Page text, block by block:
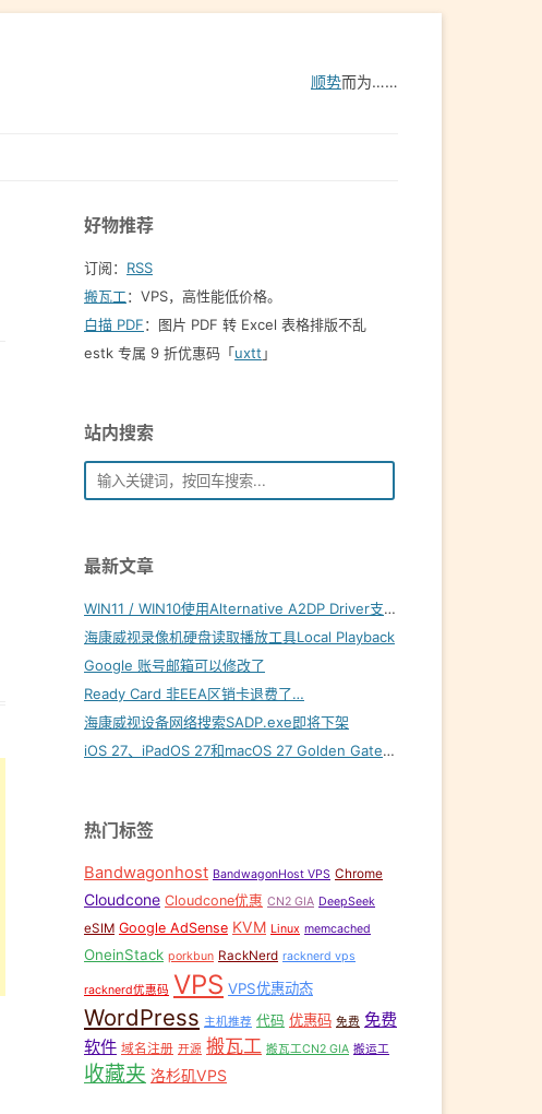
顺势而为……
好物推荐
订阅： RSS
搬瓦工：VPS，高性能低价格。️
白描 PDF：图片 PDF 转 Excel 表格排版不乱
estk 专属 9 折优惠码「uxtt 」
站内搜索
最新文章
WIN11 / WIN10使用Alternative A2DP Driver支持LDAC
海康威视录像机硬盘读取播放工具Local Playback
Google 账号邮箱可以修改了
Ready Card 非EEA区销卡退费了…
海康威视设备网络搜索SADP.exe即将下架
iOS 27、iPadOS 27和macOS 27 Golden Gate内置壁纸下载
热门标签
Bandwagonhost BandwagonHost VPS Chrome
Cloudcone Cloudcone优惠 CN2 GIA DeepSeek
eSIM Google AdSense KVM Linux memcached
OneinStack porkbun RackNerd racknerd vps
racknerd优惠码 VPS VPS优惠动态
WordPress 主机推荐 代码 优惠码 免费 免费
软件 域名注册 开源 搬瓦工 搬瓦工CN2 GIA 搬运工
收藏夹 洛杉矶VPS